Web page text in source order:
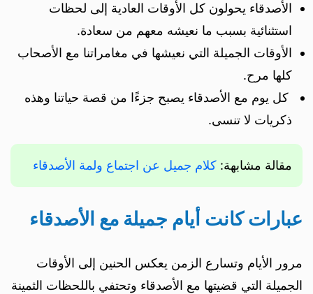
الأصدقاء يحولون كل الأوقات العادية إلى لحظات
استثنائية بسبب ما نعيشه معهم من سعادة.
الأوقات الجميلة التي نعيشها في مغامراتنا مع الأصحاب
كلها مرح.
كل يوم مع الأصدقاء يصبح جزءًا من قصة حياتنا وهذه
ذكريات لا تنسى.
مقالة مشابهة: كلام جميل عن اجتماع ولمة الأصدقاء
عبارات كانت أيام جميلة مع الأصدقاء
مرور الأيام وتسارع الزمن يعكس الحنين إلى الأوقات
الجميلة التي قضيتها مع الأصدقاء وتحتفي باللحظات الثمينة